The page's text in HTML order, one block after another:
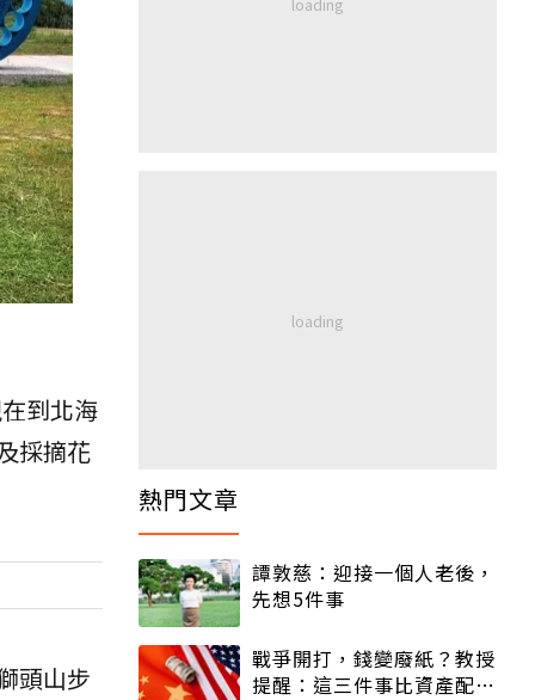
到北海
採摘花
頭山步
熱門文章
譚敦慈：迎接一個人老後，
先想5件事
戰爭開打，錢變廢紙？教授
提醒：這三件事比資產配置